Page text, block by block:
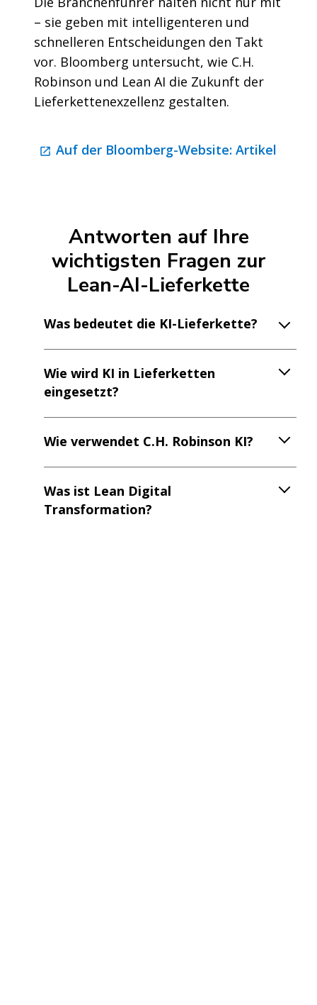
– sie geben mit intelligenteren und
schnelleren Entscheidungen den Takt
vor. Bloomberg untersucht, wie C.H.
Robinson und Lean AI die Zukunft der
Lieferkettenexzellenz gestalten.
Auf der Bloomberg-Website: Artikel
Antworten auf Ihre
wichtigsten Fragen zur
Lean-AI-Lieferkette
Was bedeutet die KI-Lieferkette?
Wie wird KI in Lieferketten
eingesetzt?
Wie verwendet C.H. Robinson KI?
Was ist Lean Digital
Transformation?